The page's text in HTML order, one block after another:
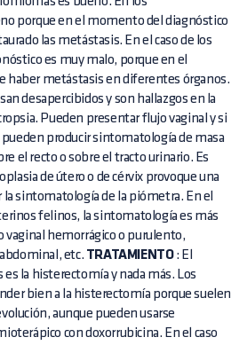
porque en el momento del diagnóstico
las metástasis. En el caso de los
es muy malo, porque en el
haber metástasis en diferentes órganos.
desapercibidos y son hallazgos en la
Pueden presentar flujo vaginal y si
producir sintomatología de masa
el recto o sobre el tracto urinario. Es
de útero o de cérvix provoque una
sintomatología de la piómetra. En el
felinos, la sintomatología es más
vaginal hemorrágico o purulento,
etc. TRATAMIENTO: El
la histerectomía y nada más. Los
bien a la histerectomía porque suelen
aunque pueden usarse
con doxorrubicina. En el caso